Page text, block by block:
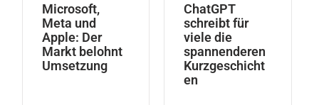
Microsoft,
Meta und
Apple: Der
Markt belohnt
Umsetzung
ChatGPT
schreibt für
viele die
spannenderen
Kurzgeschicht
en